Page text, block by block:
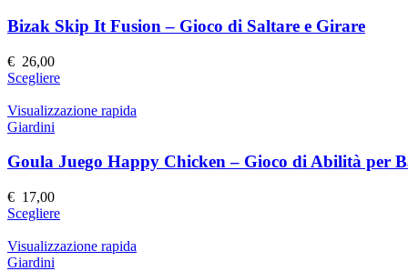
Bizak Skip It Fusion – Gioco di Saltare e Girare
€ 26,00
ScegliereQuesto
ha
Le
opzioni
scelte
nella
pagina
Visualizzazione rapida
Giardini
Goula Juego Happy Chicken – Gioco di Abilità per
€ 17,00
ScegliereQuesto
ha
Visualizzazione rapida
Giardini